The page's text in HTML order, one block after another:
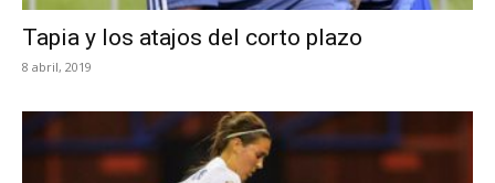
Tapia y los atajos del corto plazo
8 abril, 2019